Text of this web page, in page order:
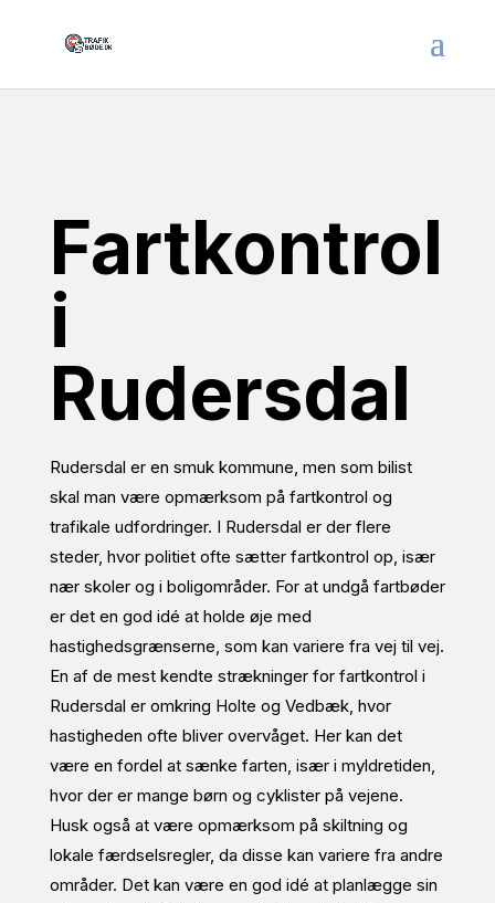
Fartkontrol
i
Rudersdal
Rudersdal er en smuk kommune, men som bilist
skal man være opmærksom på fartkontrol og
trafikale udfordringer. I Rudersdal er der flere
steder, hvor politiet ofte sætter fartkontrol op, især
nær skoler og i boligområder. For at undgå fartbøder
er det en god idé at holde øje med
hastighedsgrænserne, som kan variere fra vej til vej.
En af de mest kendte strækninger for fartkontrol i
Rudersdal er omkring Holte og Vedbæk, hvor
hastigheden ofte bliver overvåget. Her kan det
være en fordel at sænke farten, især i myldretiden,
hvor der er mange børn og cyklister på vejene.
Husk også at være opmærksom på skiltning og
lokale færdselsregler, da disse kan variere fra andre
områder. Det kan være en god idé at planlægge sin